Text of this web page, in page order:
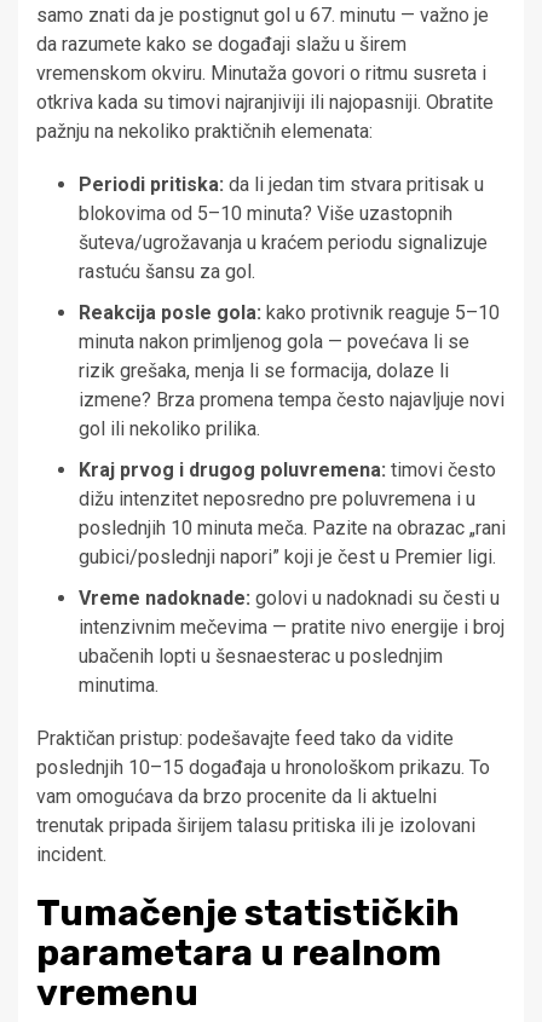
samo znati da je postignut gol u 67. minutu — važno je
da razumete kako se događaji slažu u širem
vremenskom okviru. Minutaža govori o ritmu susreta i
otkriva kada su timovi najranjiviji ili najopasniji. Obratite
pažnju na nekoliko praktičnih elemenata:
Periodi pritiska: da li jedan tim stvara pritisak u
blokovima od 5–10 minuta? Više uzastopnih
šuteva/ugrožavanja u kraćem periodu signalizuje
rastuću šansu za gol.
Reakcija posle gola: kako protivnik reaguje 5–10
minuta nakon primljenog gola — povećava li se
rizik grešaka, menja li se formacija, dolaze li
izmene? Brza promena tempa često najavljuje novi
gol ili nekoliko prilika.
Kraj prvog i drugog poluvremena: timovi često
dižu intenzitet neposredno pre poluvremena i u
poslednjih 10 minuta meča. Pazite na obrazac „rani
gubici/poslednji napori” koji je čest u Premier ligi.
Vreme nadoknade: golovi u nadoknadi su česti u
intenzivnim mečevima — pratite nivo energije i broj
ubačenih lopti u šesnaesterac u poslednjim
minutima.
Praktičan pristup: podešavajte feed tako da vidite
poslednjih 10–15 događaja u hronološkom prikazu. To
vam omogućava da brzo procenite da li aktuelni
trenutak pripada širijem talasu pritiska ili je izolovani
incident.
Tumačenje statističkih
parametara u realnom
vremenu